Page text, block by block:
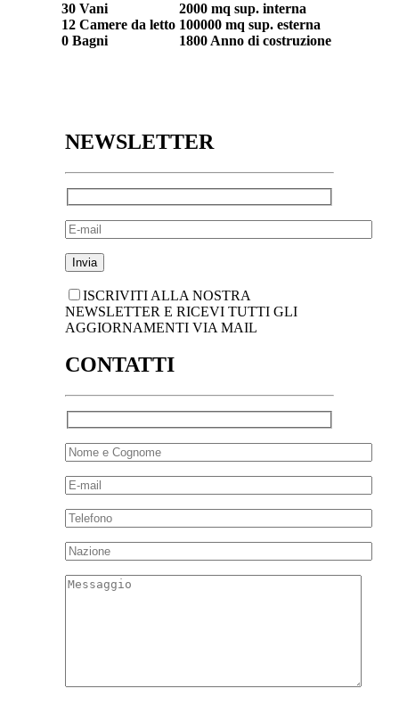
30 Vani
12 Camere da letto
0 Bagni
2000 mq sup. interna
100000 mq sup. esterna
1800 Anno di costruzione
NEWSLETTER
ISCRIVITI ALLA NOSTRA
NEWSLETTER E RICEVI TUTTI GLI
AGGIORNAMENTI VIA MAIL
CONTATTI